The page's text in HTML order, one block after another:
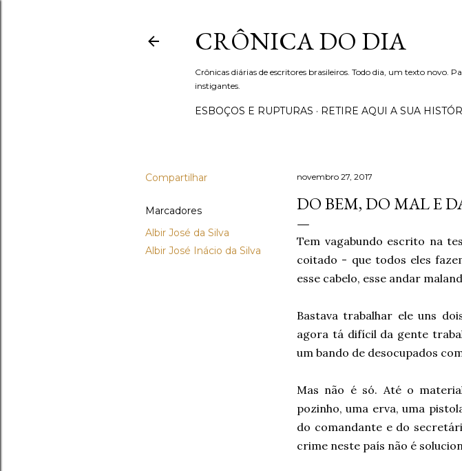
CRÔNICA DO DIA
Crônicas diárias de escritores brasileiros. Todo dia, um texto novo.
instigantes.
ESBOÇOS E RUPTURAS RETIRE AQUI A SUA
Compartilhar
Marcadores
Albir José da Silva
Albir José Inácio da Silva
novembro 27, 2017
DO BEM, DO MAL E
Tem vagabundo escrito na
coitado - que todos eles
esse cabelo, esse andar
Bastava trabalhar ele uns
agora tá difícil da gente
um bando de desocupados
Mas não é só. Até o
pozinho, uma erva, uma
do comandante e do
crime neste país não é